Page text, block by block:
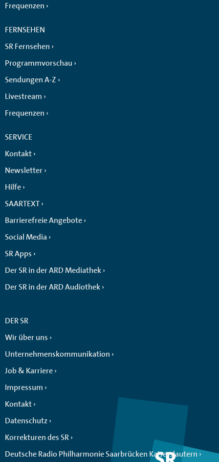
Frequenzen
FERNSEHEN
SR Fernsehen
Programmvorschau
Sendungen A-Z
Livestream
Frequenzen
SERVICE
Kontakt
Newsletter
Hilfe
SAARTEXT
Barrierefreie Angebote
Social Media
SR Apps
Der SR in der ARD Mediathek
Der SR in der ARD Audiothek
DER SR
Wir über uns
Unternehmenskommunikation
Job & Karriere
Impressum
Kontakt
Datenschutz
Korrekturen des SR
Deutsche Radio Philharmonie Saarbrücken Kaiserslautern